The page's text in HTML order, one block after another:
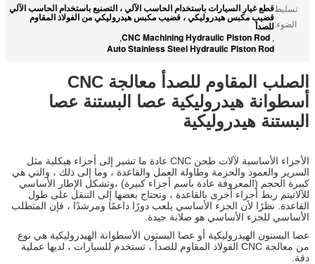
تسليط
الضوء:
قطع غيار السيارات باستخدام الحاسب الآلي ، التصنيع باستخدام الحاسب الآلي
قضيب مكبس هيدروليكي ، قضيب مكبس هيدروليكي من الفولاذ المقاوم
للصدأ
,
CNC Machining Hydraulic Piston Rod
,
Auto Stainless Steel Hydraulic Piston Rod
الصلب المقاوم للصدأ معالجة CNC
أسطوانة هيدروليكية عصا البستنة عصا
البستنة هيدروليكية
الأجزاء الأساسية لآلات طحن CNC عادة ما تشير إلى أجزاء هيكلية مثل
السرير والعمود والحزمة وطاولة العمل والقاعدة ، وما إلى ذلك ، والتي هي
كبيرة الحجم (المعروفة عادة باسم أجزاء كبيرة) ،وتشكل الإطار الأساسي
للآلاتيتم ربط أجزاء أخرى بالقاعدة ، وتحتاج بعضها إلى التنقل على طول
القاعدة. نظرًا لأن الجزء الأساسي يلعب دورًا داعمًا ومرشدًا ، فإن المتطلب
الأساسي للجزء الأساسي هو صلابة جيدة.
عصا البستون الهيدروليكية أو عصا البستون الأسطوانة الهيدروليكية هي نوع
من معالجة CNC الفولاذ المقاوم للصدأ ، تستخدم للسيارات ، لديها عملية
دقة.